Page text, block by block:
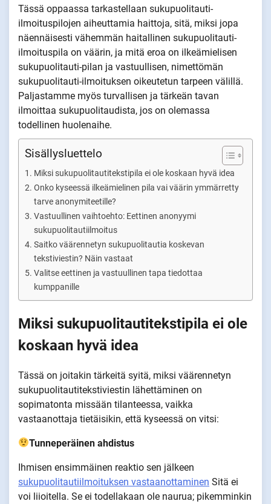
Tässä oppaassa tarkastellaan sukupuolitauti-
ilmoituspilojen aiheuttamia haittoja, sitä, miksi jopa
näennäisesti vähemmän haitallinen sukupuolitauti-
ilmoituspila on väärin, ja mitä eroa on ilkeämielisen
sukupuolitauti-pilan ja vastuullisen, nimettömän
sukupuolitauti-ilmoituksen oikeutetun tarpeen välillä.
Paljastamme myös turvallisen ja tärkeän tavan
ilmoittaa sukupuolitaudista, jos on olemassa
todellinen huolenaihe.
Sisällysluettelo
Miksi sukupuolitautitekstipila ei ole koskaan hyvä idea
Onko kyseessä ilkeämielinen pila vai väärin ymmärretty
tarve anonymiteetille?
Vastuullinen vaihtoehto: Eettinen anonyymi
sukupuolitautiilmoitus
Saitko väärennetyn sukupuolitautia koskevan
tekstiviestin? Näin vastaat
Valitse eettinen ja vastuullinen tapa tiedottaa
kumppanille
Miksi sukupuolitautitekstipila ei ole
koskaan hyvä idea
Tässä on joitakin tärkeitä syitä, miksi väärennetyn
sukupuolitautitekstiviestin lähettäminen on
sopimatonta missään tilanteessa, vaikka
vastaanottaja tietäisikin, että kyseessä on vitsi:
Tunneperäinen ahdistus
Ihmisen ensimmäinen reaktio sen jälkeen
sukupuolitautiilmoituksen vastaanottaminen Sitä ei
voi liioitella. Se ei todellakaan ole naurua; pikemminkin